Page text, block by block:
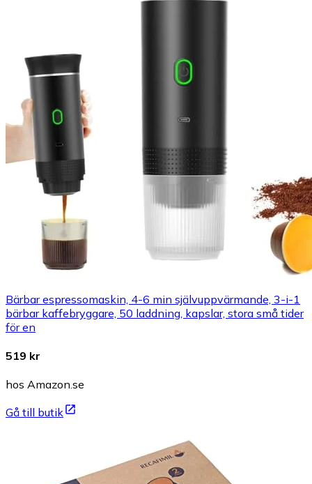
Bärbar espressomaskin, 4-6 min självuppvärmande, 3-i-1
bärbar kaffebryggare, 50 laddning, kapslar, stora små tider
för en
519 kr
hos Amazon.se
Gå till butik